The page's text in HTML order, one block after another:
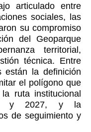
articulado entre
sociales, las
su compromiso
del Geoparque
territorial,
técnica. Entre
están la definición
el polígono que
ruta institucional
y 2027, y la
de seguimiento y